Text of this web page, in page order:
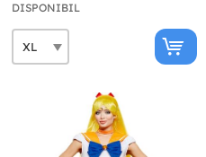
DISPONIBIL